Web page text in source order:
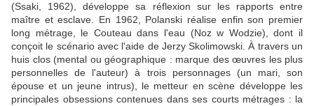
(Ssaki, 1962), développe sa réflexion sur les rapports entre
maître et esclave. En 1962, Polanski réalise enfin son premier
long métrage, le Couteau dans l'eau (Noz w Wodzie), dont il
conçoit le scénario avec l'aide de Jerzy Skolimowski. À travers un
huis clos (mental ou géographique : marque des œuvres les plus
personnelles de l'auteur) à trois personnages (un mari, son
épouse et un jeune intrus), le metteur en scène développe les
principales obsessions contenues dans ses courts métrages : la